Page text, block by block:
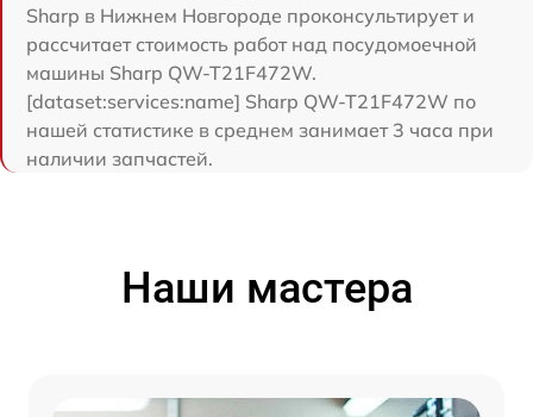
Sharp в Нижнем Новгороде проконсультирует и
рассчитает стоимость работ над посудомоечной
машины Sharp QW-T21F472W.
[dataset:services:name] Sharp QW-T21F472W по
нашей статистике в среднем занимает 3 часа при
наличии запчастей.
Наши мастера